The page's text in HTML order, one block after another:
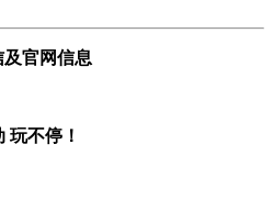
官网信息
玩不停！